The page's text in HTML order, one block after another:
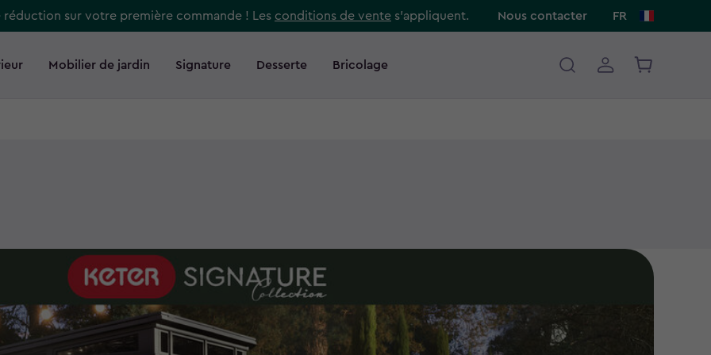
sur votre première commande ! Les conditions de vente s’appliquent. Nous contacter FR
Mobilier de jardin Signature Desserte Bricolage